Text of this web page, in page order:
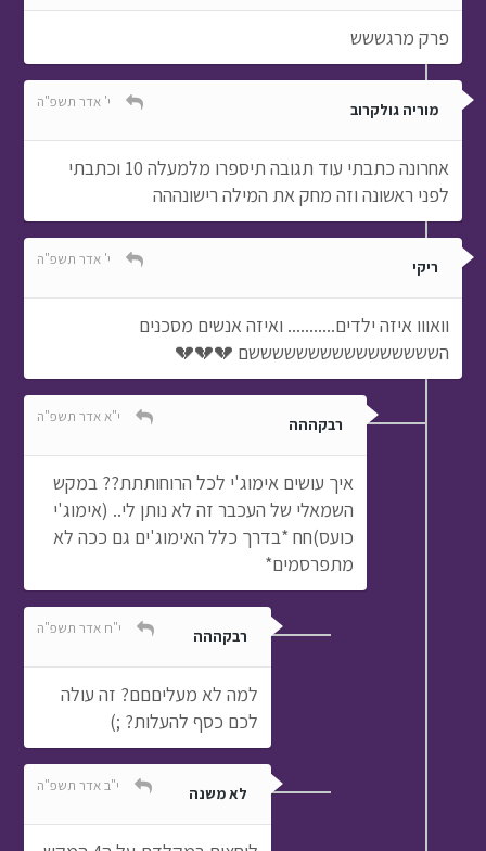
פרק מרגששש
מוריה גולקרוב י' אדר תשפ"ה
אחרונה כתבתי עוד תגובה תיספרו מלמעלה 10 וכתבתי
לפני ראשונה וזה מחק את המילה רישונההה
ריקי י' אדר תשפ"ה
וואווו איזה ילדים........... ואיזה אנשים מסכנים
הששששששששששששששששם 💔💔💔
רבקההה י"א אדר תשפ"ה
איך עושים אימוג'י לכל הרוחותתת?? במקש
השמאלי של העכבר זה לא נותן לי.. (אימוג'י
כועס)חח *בדרך כלל האימוג'ים גם ככה לא
מתפרסמים*
רבקההה י"ח אדר תשפ"ה
למה לא מעליםםם? זה עולה
לכם כסף להעלות? ;)
לא משנה י"ב אדר תשפ"ה